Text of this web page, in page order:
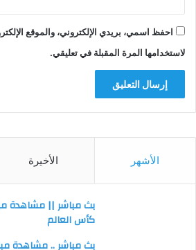
احفظ اسمي، بريدي الإلكتروني، والموقع
لاستخدامها المرة المقبلة في تعليقي.
الأشهر الأخيرة
بث مباشر || مشاهدة
كأس العالم
بث مباشر .. مشاهدة